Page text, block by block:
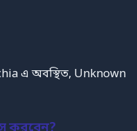
এ অবস্থিত, Unknown